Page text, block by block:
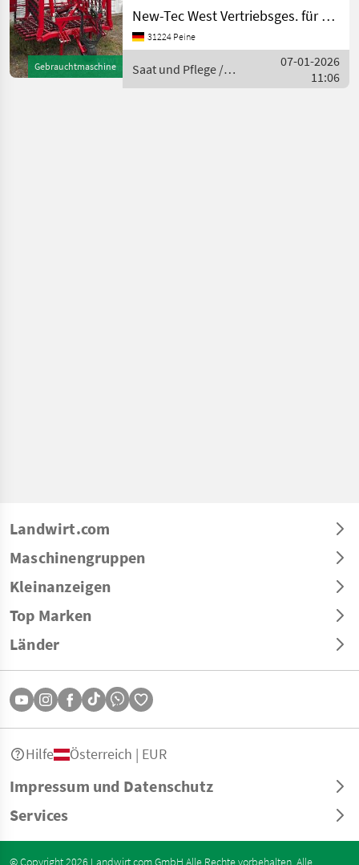
Gebrauchtmaschine
Rahmen 3-teilig Anhängung
3-Punkt Kat.II/III 6-Reihen
Striegelzinken
New-Tec West Vertriebsges. für Agrartechnik mbH, Peine
31224 Peine
Saat und Pflege /
Horsch
07-01-2026
11:06
Landwirt.com
Maschinengruppen
Kleinanzeigen
Top Marken
Länder
Impressum und Datenschutz
Services
Hilfe Österreich | EUR
© Copyright 2026 Landwirt.com GmbH Alle Rechte vorbehalten. Alle